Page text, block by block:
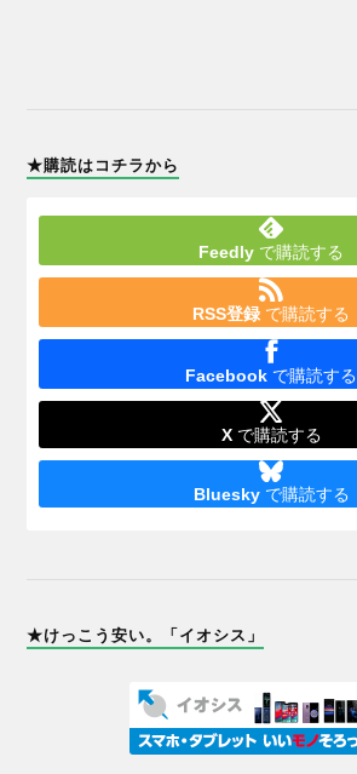
★購読はコチラから
Feedly で購読する
RSS登録 で購読する
Facebook で購読する
Xで購読する
Blueskyで購読する
★けっこう安い。「イオシス」